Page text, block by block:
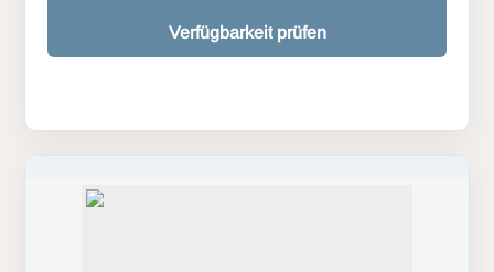
Verfügbarkeit prüfen